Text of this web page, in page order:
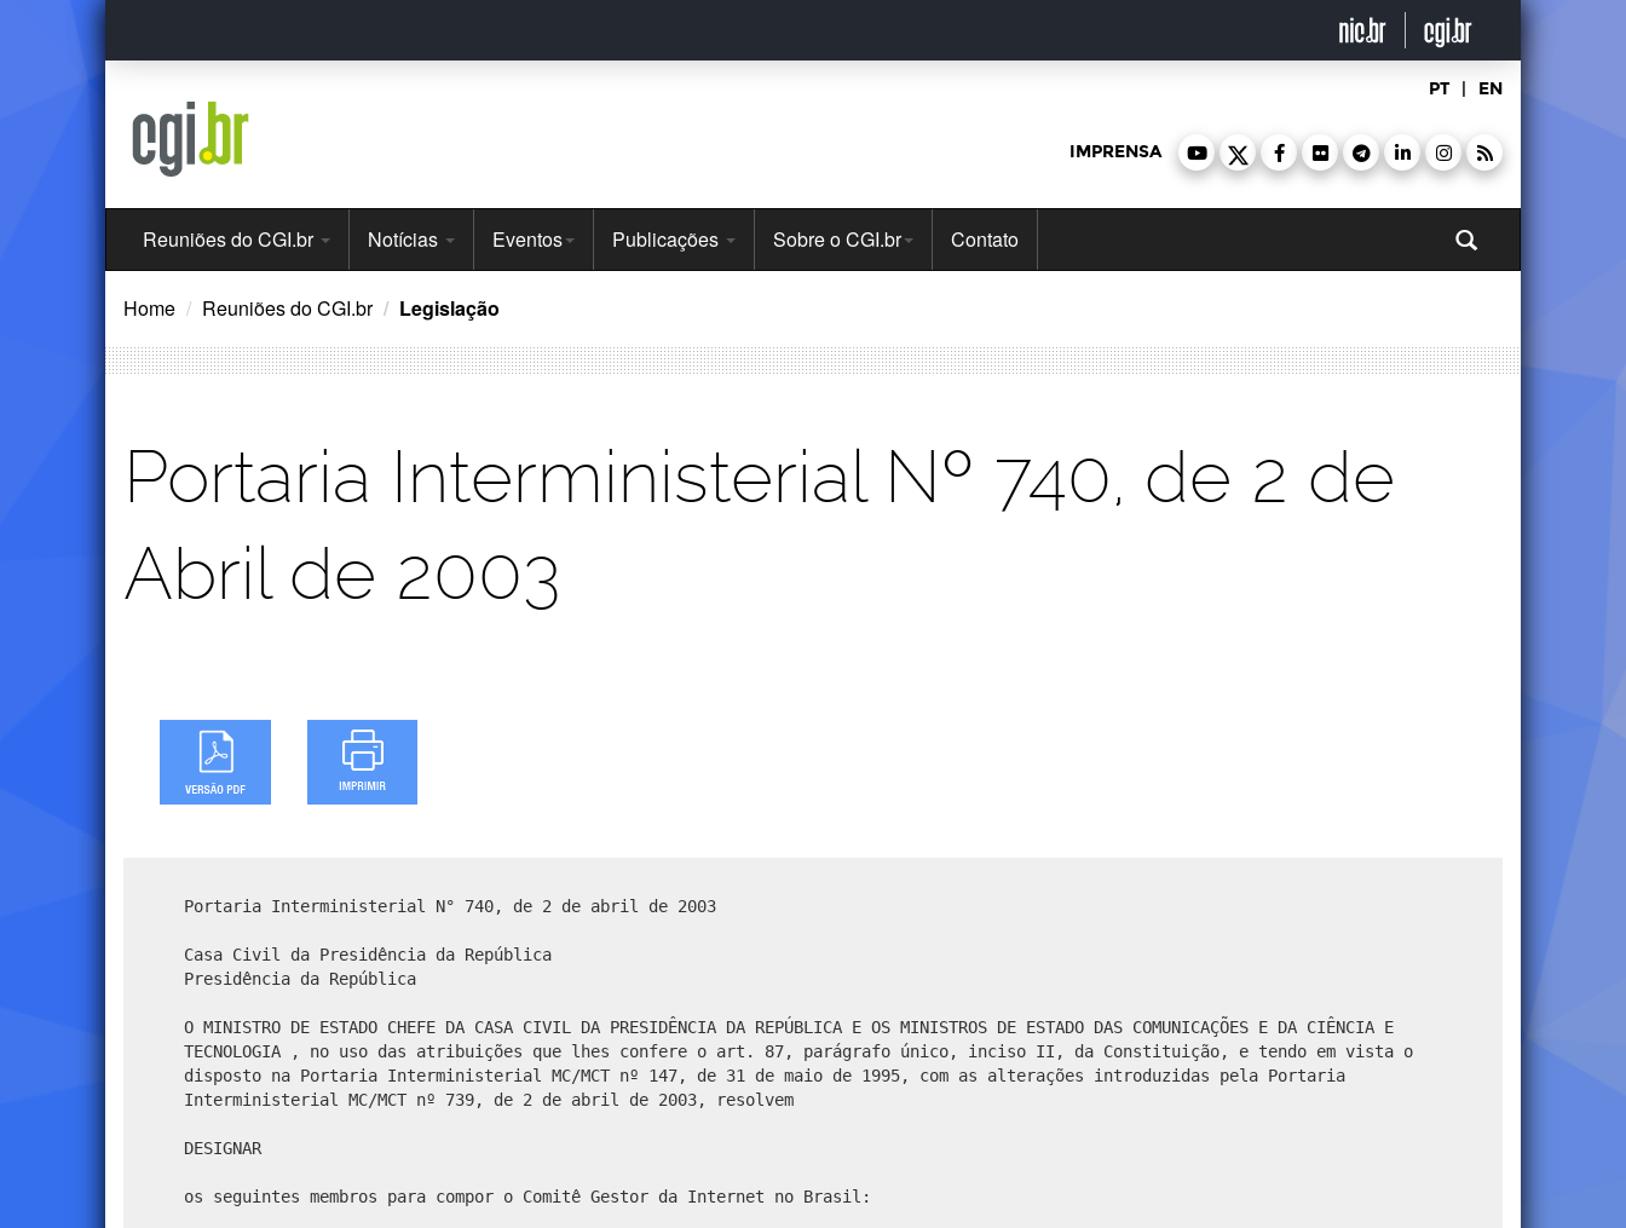
Ir
o
PT | EN
IMPRENSA
Menu
Principal
Reuniões do CGI.br Notícias Eventos Publicações Sobre o CGI.br Contato
Home Reuniões do CGI.br Legislação
Portaria Interministerial Nº 740, de 2 de
Abril de 2003
Portaria Interministerial N° 740, de 2 de abril de 2003
Casa Civil da Presidência da República
Presidência da República
O MINISTRO DE ESTADO CHEFE DA CASA CIVIL DA PRESIDÊNCIA DA REPÚBLICA E OS MINISTROS DE ESTADO DAS COMUNICAÇÕES E DA CIÊNCIA E
TECNOLOGIA , no uso das atribuições que lhes confere o art. 87, parágrafo único, inciso II, da Constituição, e tendo em vista o
disposto na Portaria Interministerial MC/MCT nº 147, de 31 de maio de 1995, com as alterações introduzidas pela Portaria
Interministerial MC/MCT nº 739, de 2 de abril de 2003, resolvem
DESIGNAR
os seguintes membros para compor o Comitê Gestor da Internet no Brasil: